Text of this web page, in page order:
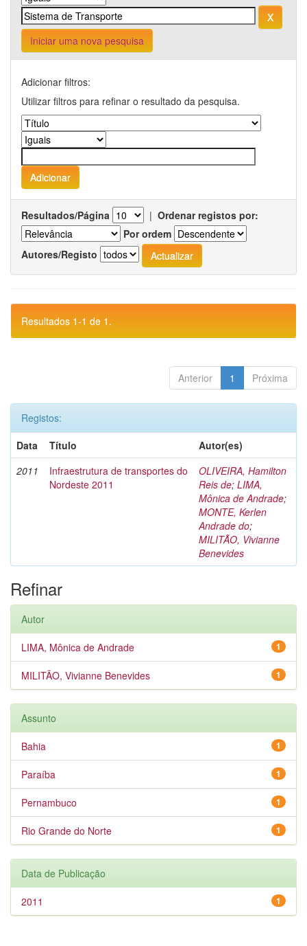
Iniciar uma nova pesquisa
Adicionar filtros:
Utilizar filtros para refinar o resultado da pesquisa.
Resultados/Página | Ordenar registos por:
Por ordem
Autores/Registo
Resultados 1-1 de 1.
Anterior 1 Próxima
Registos:
Data
Título
Autor(es)
2011
Infraestrutura de transportes do
Nordeste 2011
OLIVEIRA, Hamilton
Reis de; LIMA,
Mônica de Andrade;
MONTE, Kerlen
Andrade do;
MILITÃO, Vivianne
Benevides
Refinar
Autor
1
LIMA, Mônica de Andrade
1
MILITÃO, Vivianne Benevides
Assunto
1
Bahia
1
Paraíba
1
Pernambuco
1
Rio Grande do Norte
Data de Publicação
1
2011